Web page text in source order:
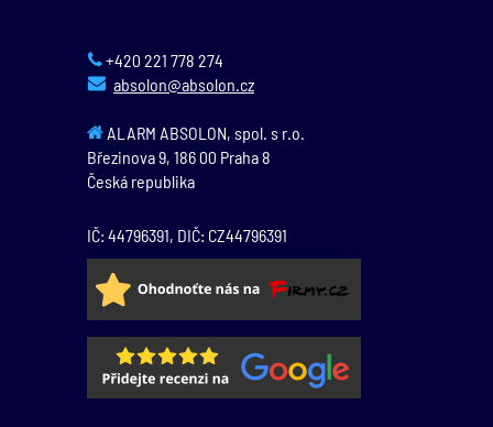
+420 221 778 274
absolon@absolon.cz
ALARM ABSOLON, spol. s r.o.
Březinova 9, 186 00 Praha 8
Česká republika
IČ: 44796391, DIČ: CZ44796391